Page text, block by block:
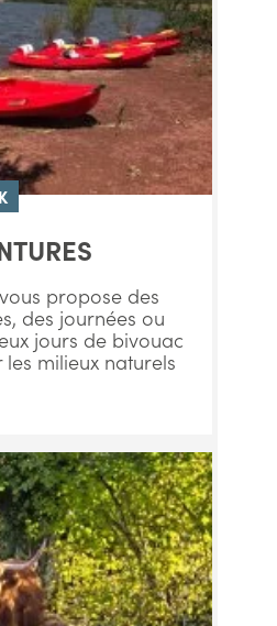
propose des
des journées ou
jours de bivouac
milieux naturels